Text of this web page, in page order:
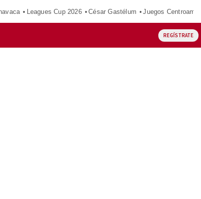
Leagues Cup 2026 César Gastélum Juegos
REGÍSTRATE